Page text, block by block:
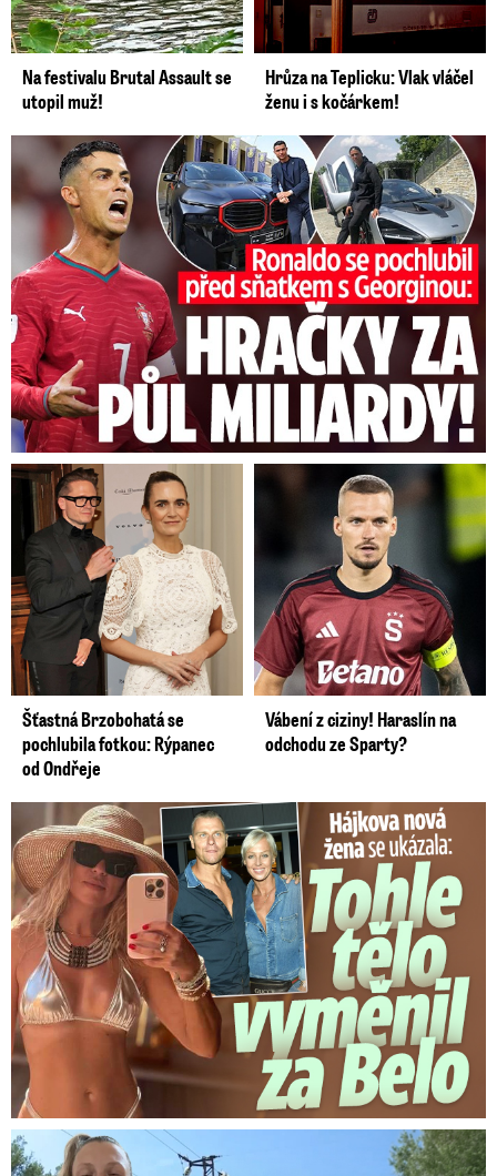
Na festivalu Brutal Assault se
utopil muž!
Hrůza na Teplicku: Vlak vláčel
ženu i s kočárkem!
Ronaldo se pochlubil před sňatkem: Hračky za půl miliardy!
Šťastná Brzobohatá se
pochlubila fotkou: Rýpanec
od Ondřeje
Vábení z ciziny! Haraslín na
odchodu ze Sparty?
Tohle tělo nahradilo Belo: Nová partnerka se ukázala...
Smrtelný pád chlapce: Matka vydala vyjádření na 16 stran